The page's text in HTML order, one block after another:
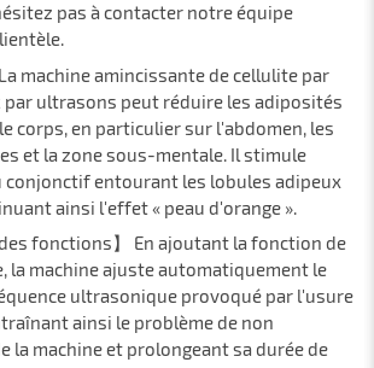
pas à contacter notre équipe
machine amincissante de cellulite par
ultrasons peut réduire les adiposités
corps, en particulier sur l'abdomen, les
et la zone sous-mentale. Il stimule
conjonctif entourant les lobules adipeux
ainsi l'effet « peau d'orange ».
fonctions】 En ajoutant la fonction de
la machine ajuste automatiquement le
ultrasonique provoqué par l'usure
ainsi le problème de non
la machine et prolongeant sa durée de